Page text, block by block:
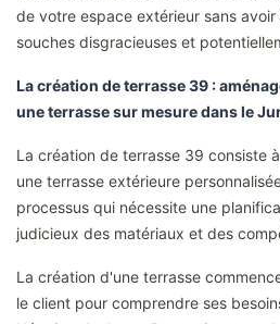
de votre espace extérieur sans
souches disgracieuses et
La création de terrasse 39 :
une terrasse sur mesure dans le
La création de terrasse 39 consiste
une terrasse extérieure
processus qui nécessite une
judicieux des matériaux et des
La création d'une terrasse
le client pour comprendre ses